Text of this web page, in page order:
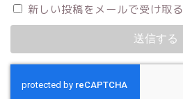
新しい投稿をメールで受け取る